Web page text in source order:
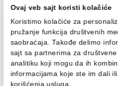
Ovaj veb sajt koristi